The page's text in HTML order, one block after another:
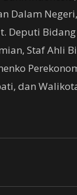
Dalam
Deputi
Staf Ahli
dan